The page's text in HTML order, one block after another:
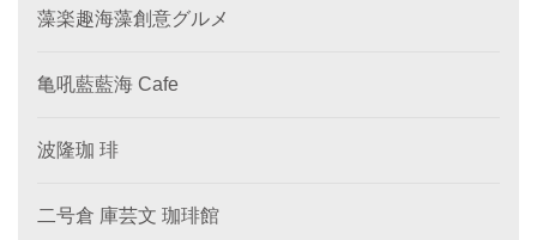
藻楽趣海藻創意グルメ
亀吼藍藍海 Cafe
波隆珈 琲
二号倉 庫芸文 珈琲館